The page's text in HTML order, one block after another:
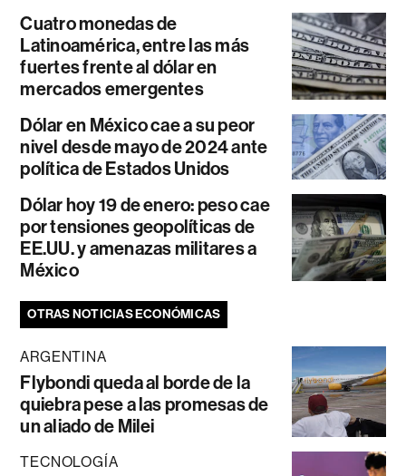
Cuatro monedas de
Latinoamérica, entre las más
fuertes frente al dólar en
mercados emergentes
Dólar en México cae a su peor
nivel desde mayo de 2024 ante
política de Estados Unidos
Dólar hoy 19 de enero: peso cae
por tensiones geopolíticas de
EE.UU. y amenazas militares a
México
OTRAS NOTICIAS ECONÓMICAS
ARGENTINA
Flybondi queda al borde de la
quiebra pese a las promesas de
un aliado de Milei
TECNOLOGÍA